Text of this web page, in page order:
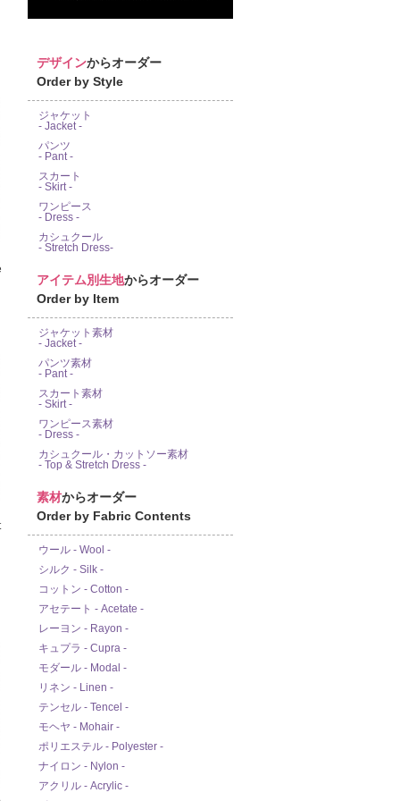
デザインからオーダー
Order by Style
ジャケット
- Jacket -
パンツ
- Pant -
スカート
- Skirt -
ワンピース
- Dress -
カシュクール
- Stretch Dress-
アイテム別生地からオーダー
Order by Item
ジャケット素材
- Jacket -
パンツ素材
- Pant -
スカート素材
- Skirt -
ワンピース素材
- Dress -
カシュクール・カットソー素材
- Top & Stretch Dress -
素材からオーダー
Order by Fabric Contents
ウール - Wool -
シルク - Silk -
コットン - Cotton -
アセテート - Acetate -
レーヨン - Rayon -
キュプラ - Cupra -
モダール - Modal -
リネン - Linen -
テンセル - Tencel -
モヘヤ - Mohair -
ポリエステル - Polyester -
ナイロン - Nylon -
アクリル - Acrylic -